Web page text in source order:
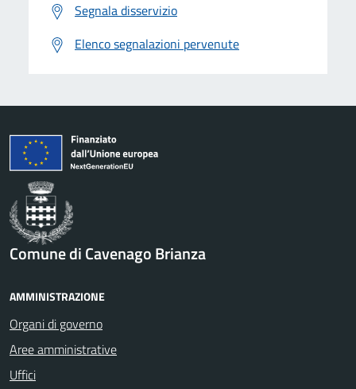
Segnala disservizio
Elenco segnalazioni pervenute
Comune di Cavenago Brianza
AMMINISTRAZIONE
Organi di governo
Aree amministrative
Uffici